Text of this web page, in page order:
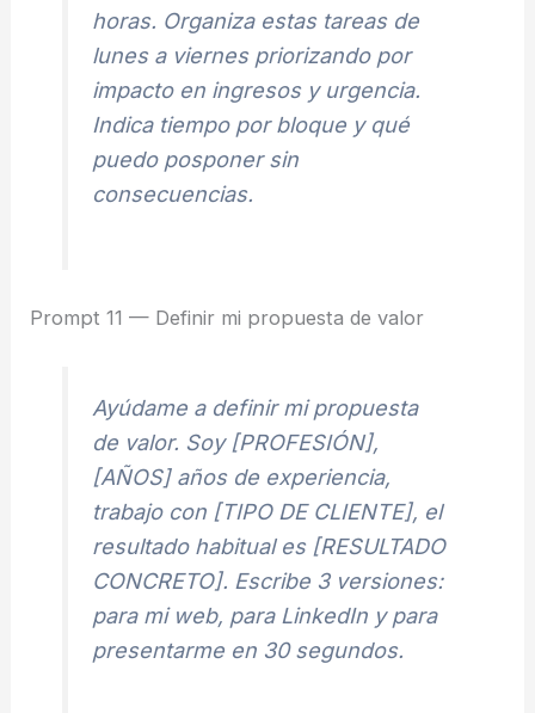
horas. Organiza estas tareas de
lunes a viernes priorizando por
impacto en ingresos y urgencia.
Indica tiempo por bloque y qué
puedo posponer sin
consecuencias.
Prompt 11 — Definir mi propuesta de valor
Ayúdame a definir mi propuesta
de valor. Soy [PROFESIÓN],
[AÑOS] años de experiencia,
trabajo con [TIPO DE CLIENTE], el
resultado habitual es [RESULTADO
CONCRETO]. Escribe 3 versiones:
para mi web, para LinkedIn y para
presentarme en 30 segundos.